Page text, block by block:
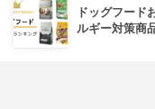
ドッグフード
ルギー対策商